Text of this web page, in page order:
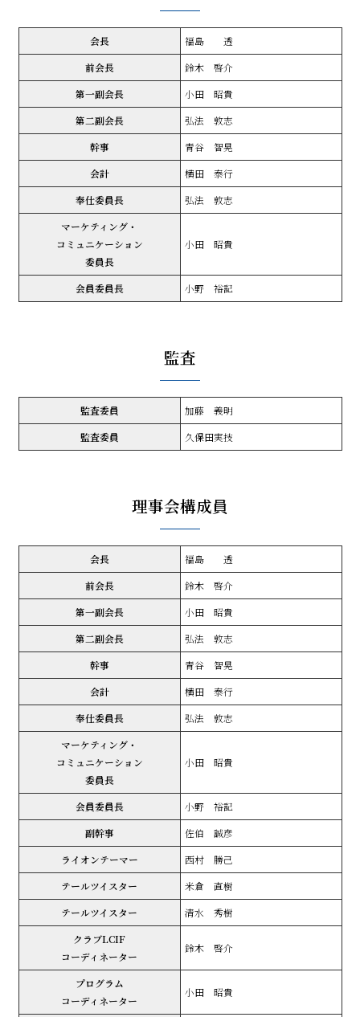
会長
福島 透
前会長
鈴木 啓介
第一副会長
小田 昭貴
第二副会長
弘法 敦志
幹事
青谷 智晃
会計
横田 泰行
奉仕委員長
弘法 敦志
マーケティング・
コミュニケーション
委員長
小田 昭貴
会員委員長 小野 裕記
監査
監査委員
加藤 義明
監査委員
久保田実技
理事会構成員
会長
福島 透
前会長
鈴木 啓介
第一副会長
小田 昭貴
第二副会長
弘法 敦志
幹事
青谷 智晃
会計
横田 泰行
奉仕委員長
弘法 敦志
マーケティング・
コミュニケーション
委員長
小田 昭貴
会員委員長
小野 裕記
副幹事
佐伯 誠彦
ライオンテーマー
西村 勝己
テールツイスター
米倉 直樹
テールツイスター
清水 秀樹
クラブLCIF
コーディネーター
鈴木 啓介
プログラム
コーディネーター
小田 昭貴